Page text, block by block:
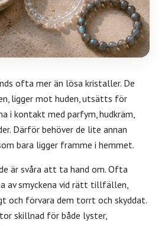
ofta mer än lösa kristaller. De
ligger mot huden, utsätts för
i kontakt med parfym, hudkräm,
Därför behöver de lite annan
bara ligger framme i hemmet.
är svåra att ta hand om. Ofta
av smyckena vid rätt tillfällen,
och förvara dem torrt och skyddat.
skillnad för både lyster,